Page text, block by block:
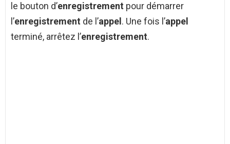
le bouton d’enregistrement pour démarrer
l’enregistrement de l’appel . Une fois l’appel
terminé, arrêtez l’enregistrement.